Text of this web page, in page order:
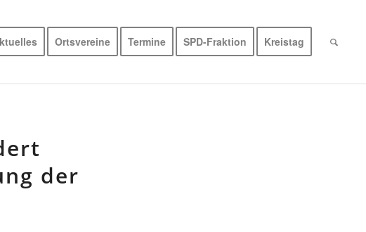
Ortsvereine Termine SPD-Fraktion Kreistag
der